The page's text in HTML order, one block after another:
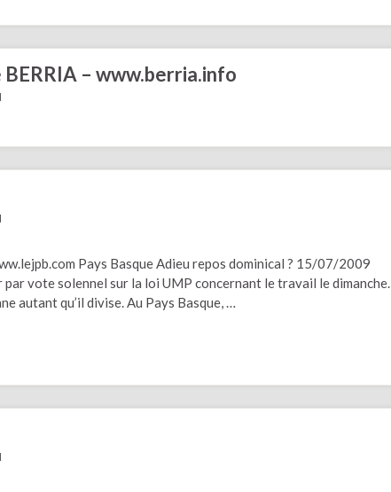
– www.berria.info
Pays Basque Adieu repos dominical ? 15/07/2009
vote solennel sur la loi UMP concernant le travail le dimanche.
autant qu’il divise. Au Pays Basque, …